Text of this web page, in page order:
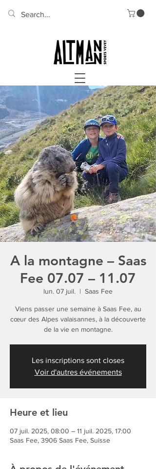
A la montagne – Saas
Fee 07.07 – 11.07
lun. 07 juil.
  |
Saas Fee
Viens passer une semaine à Saas Fee, au
cœur des Alpes valaisannes, à la découverte
de la vie en montagne.
Les inscriptions sont closes
Voir d'autres événements
Heure et lieu
07 juil. 2025, 08:00 – 11 juil. 2025, 17:00
Saas Fee, 3906 Saas Fee, Suisse